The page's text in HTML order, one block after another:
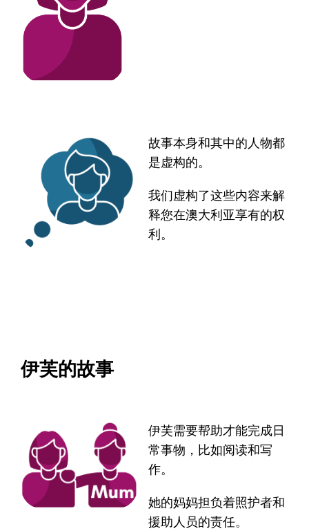
故事本身和其中的人物都
是虚构的。
我们虚构了这些内容来解
释您在澳大利亚享有的权
利。
伊芙的故事
伊芙需要帮助才能完成日
常事物，比如阅读和写
作。
她的妈妈担负着照护者和
援助人员的责任。